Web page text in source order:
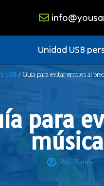
Unidad USB
USB / Guía para evitar errores al
para
Por Mandy